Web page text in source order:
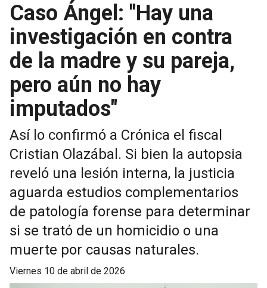
Caso Ángel: "Hay una
investigación en contra
de la madre y su pareja,
pero aún no hay
imputados"
Así lo confirmó a Crónica el fiscal
Cristian Olazábal. Si bien la autopsia
reveló una lesión interna, la justicia
aguarda estudios complementarios
de patología forense para determinar
si se trató de un homicidio o una
muerte por causas naturales.
viernes 10 de abril de 2026